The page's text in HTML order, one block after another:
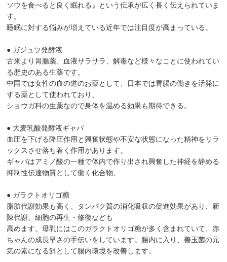
ソウを食べると良く眠れる』という伝承が広く長く伝えられていま
す。
睡眠に対する悩みが増えている近年では注目度が高まっている。
● ガジュツ発酵液
古来より胃腸薬、血液サラサラ、解毒など様々なことに使われてい
る歴史のある生薬です。
中国では女性の血の道のお薬として、日本では胃腸の働きを活発に
する薬として使われており、
ショウガ科の生薬なので身体を温める効果も期待できる。
● 大麦乳酸発酵液ギャバ
血圧を下げる降圧作用と興奮状態や不安な状態になった精神をリラ
ックスさせ落ち着く作用があります。
ギャバはアミノ酸の一種で体内で作り出され興奮した神経を静める
抑制性伝達物質として働く化合物。
● ガラクトオリゴ糖
脂肪代謝効果も高く、タンパク質の消化吸収の促進効果があり、新
陳代謝、細胞の再生・修復なども
高めます。母乳にはこのガラクトオリゴ糖が多く含まれていて、赤
ちゃんの成長早さの手伝いをしています。腸内に入り、善玉菌の元
気の素になる餌として腸内環境を改善します。